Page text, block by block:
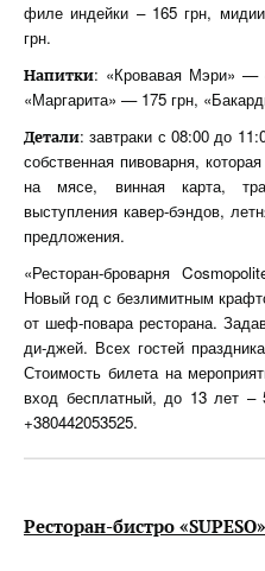
филе индейки – 165 грн,
грн.
Напитки: «Кровавая Мэри» —
«Маргарита» — 175 грн,
Детали: завтраки с 08:00 до
собственная пивоварня,
на мясе, винная карта,
выступления кавер-бэндов,
предложения.
«Ресторан-броварня
Новый год с безлимитным
от шеф-повара ресторана.
ди-джей. Всех гостей
Стоимость билета на
вход бесплатный, до 13 лет –
+380442053525.
Ресторан-бистро «SUPESO»